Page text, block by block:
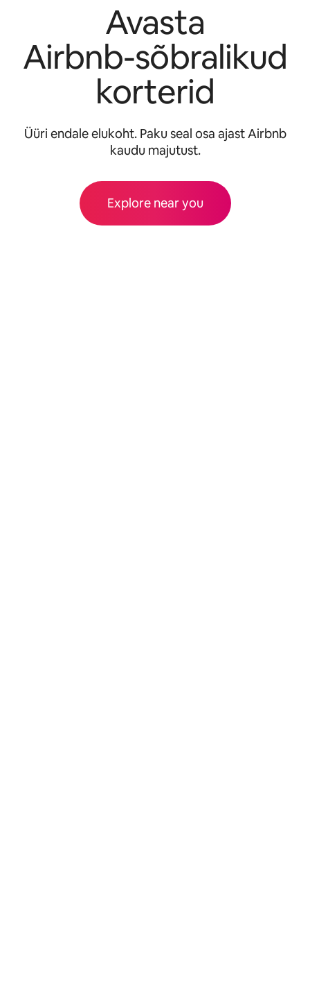
Avasta
Airbnb-sõbralikud
korterid
Üüri endale elukoht. Paku seal osa ajast Airbnb
kaudu majutust.
Explore near you